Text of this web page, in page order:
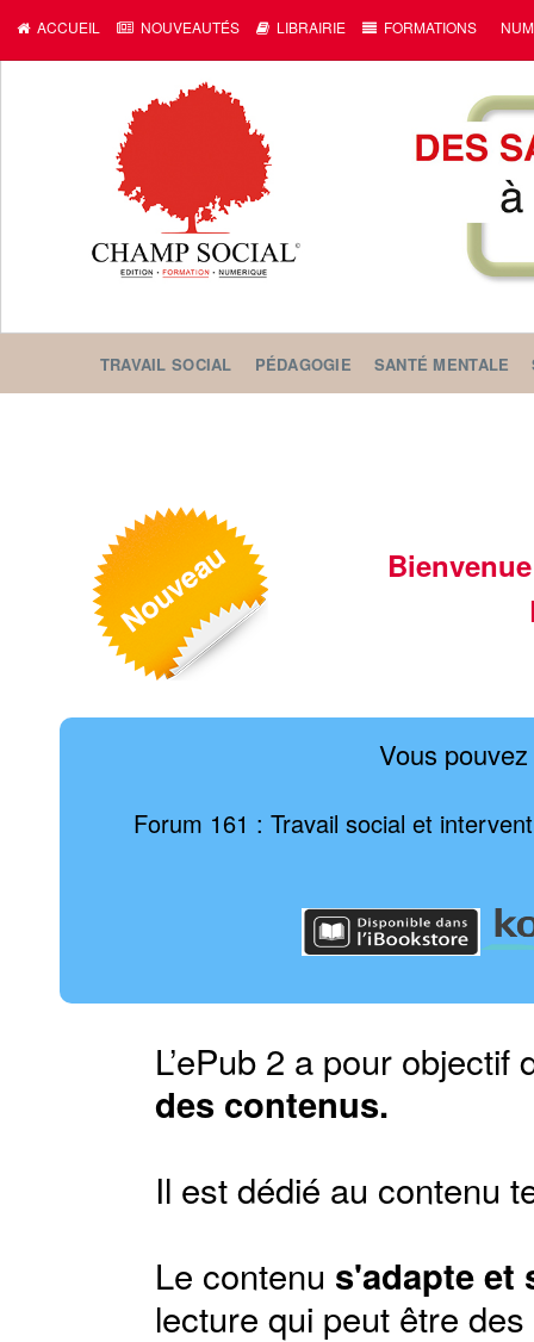
ACCUEIL NOUVEAUTÉS LIBRAIRIE FORMATIONS
TRAVAIL SOCIAL PÉDAGOGIE SANTÉ MENTALE
Vous
Forum 161 : Travail social et
L’ePub 2 a pour
des contenus.
Il est dédié au contenu
Le contenu s'adapte et
lecture qui peut être